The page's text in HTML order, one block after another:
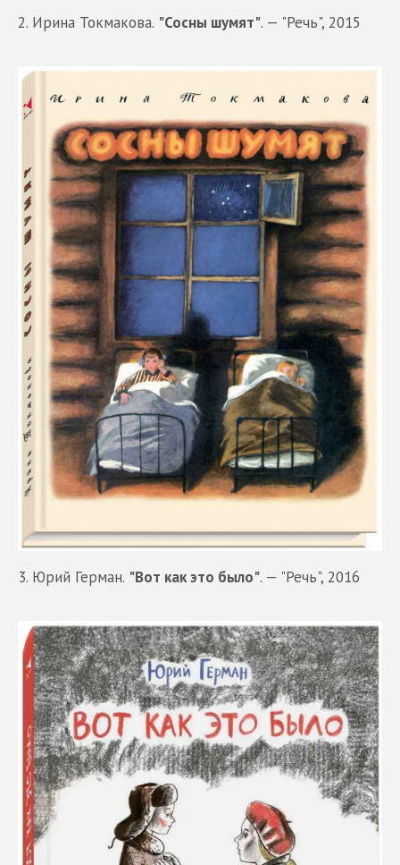
2. Ирина Токмакова. "Сосны шумят". — "Речь", 2015
3. Юрий Герман. "Вот как это было". — "Речь", 2016